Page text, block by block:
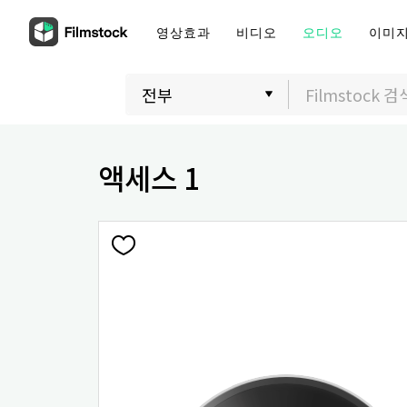
영상효과 비디오 오디오 이미
액세스 1